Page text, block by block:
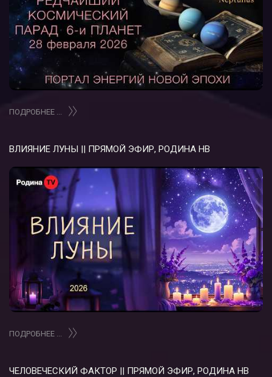
ПОДРОБНЕЕ ...
ВЛИЯНИЕ ЛУНЫ || ПРЯМОЙ ЭФИР, РОДИНА НВ
ПОДРОБНЕЕ ...
ЧЕЛОВЕЧЕСКИЙ ФАКТОР || ПРЯМОЙ ЭФИР, РОДИНА НВ